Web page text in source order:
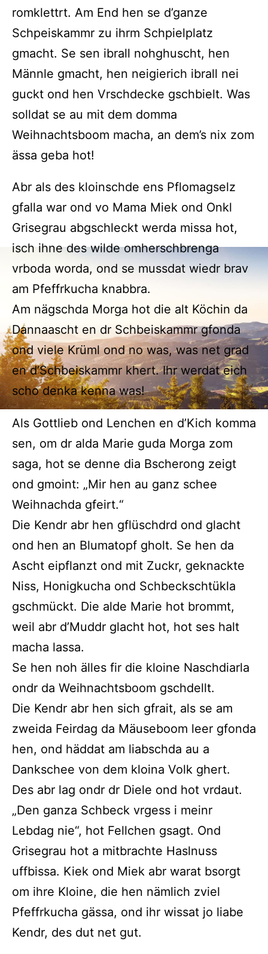
romklettrt. Am End hen se d’ganze
Schpeiskammr zu ihrm Schpielplatz
gmacht. Se sen ibrall nohghuscht, hen
Männle gmacht, hen neigierich ibrall nei
guckt ond hen Vrschdecke gschbielt. Was
solldat se au mit dem domma
Weihnachtsboom macha, an dem’s nix zom
ässa geba hot!
Abr als des kloinschde ens Pflomagselz
gfalla war ond vo Mama Miek ond Onkl
Grisegrau abgschleckt werda missa hot,
isch ihne des wilde omherschbrenga
vrboda worda, ond se mussdat wiedr brav
am Pfeffrkucha knabbra.
Am nägschda Morga hot die alt Köchin da
Dannaascht en dr Schbeiskammr gfonda
ond viele Krüml ond no was, was net grad
en d’Schbeiskammr khert. Ihr werdat eich
scho denka kenna was!
Als Gottlieb ond Lenchen en d’Kich komma
sen, om dr alda Marie guda Morga zom
saga, hot se denne dia Bscherong zeigt
ond gmoint: „Mir hen au ganz schee
Weihnachda gfeirt.“
Die Kendr abr hen gflüschdrd ond glacht
ond hen an Blumatopf gholt. Se hen da
Ascht eipflanzt ond mit Zuckr, geknackte
Niss, Honigkucha ond Schbeckschtükla
gschmückt. Die alde Marie hot brommt,
weil abr d’Muddr glacht hot, hot ses halt
macha lassa.
Se hen noh älles fir die kloine Naschdiarla
ondr da Weihnachtsboom gschdellt.
Die Kendr abr hen sich gfrait, als se am
zweida Feirdag da Mäuseboom leer gfonda
hen, ond häddat am liabschda au a
Dankschee von dem kloina Volk ghert.
Des abr lag ondr dr Diele ond hot vrdaut.
„Den ganza Schbeck vrgess i meinr
Lebdag nie“, hot Fellchen gsagt. Ond
Grisegrau hot a mitbrachte Haslnuss
uffbissa. Kiek ond Miek abr warat bsorgt
om ihre Kloine, die hen nämlich zviel
Pfeffrkucha gässa, ond ihr wissat jo liabe
Kendr, des dut net gut.